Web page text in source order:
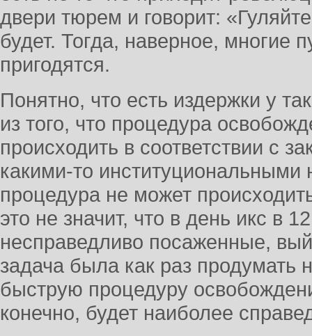
двери тюрем и говорит:
будет. Тогда, наверное, многие
пригодятся.
Понятно, что есть издержки у
из того, что процедура
происходить в соответствии с
какими-то
процедура не может
это не значит, что в день икс в
несправедливо посаженные,
задача была как раз
быструю процедуру
конечно, будет наиболее